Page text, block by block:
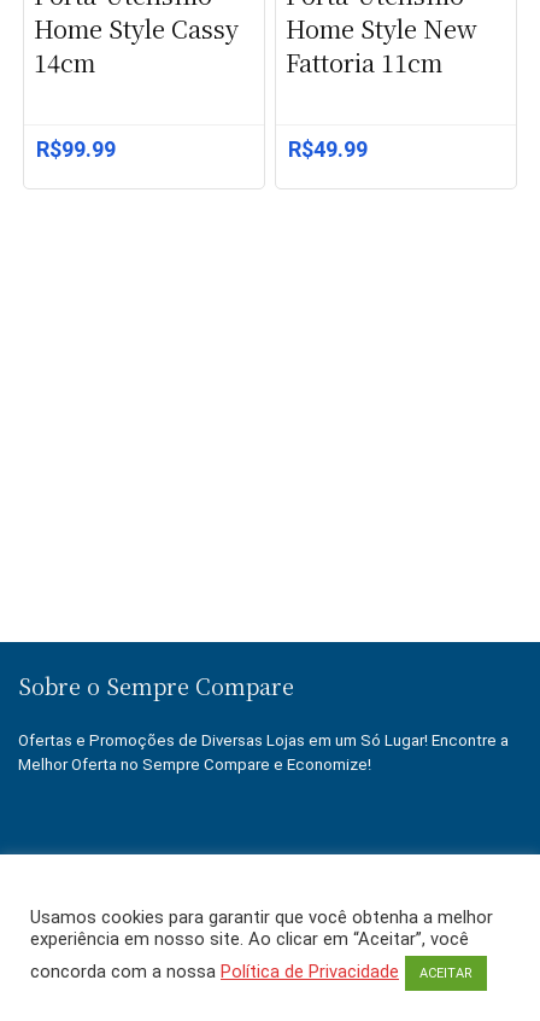
Home Style Cassy
14cm
R$99.99
Home Style New
Fattoria 11cm
R$49.99
Sobre o Sempre Compare
Ofertas e Promoções de Diversas Lojas em um Só Lugar! Encontre a
Melhor Oferta no Sempre Compare e Economize!
Siga-nos:
Usamos cookies para garantir que você obtenha a melhor
experiência em nosso site. Ao clicar em “Aceitar”, você
concorda com a nossa Política de Privacidade ACEITAR